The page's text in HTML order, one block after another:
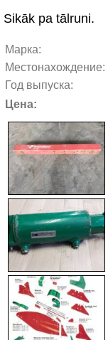
Sikāk pa tālruni.
Марка:
Местонахождение:
Год выпуска:
Цена: